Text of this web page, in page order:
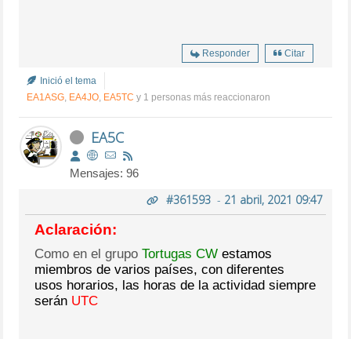
Responder Citar
Inició el tema
EA1ASG, EA4JO, EA5TC y 1 personas más reaccionaron
EA5C
Mensajes: 96
#361593- 21 abril, 2021 09:47
Aclaración:
Como en el grupoTortugas CWestamos
miembros de varios países, con diferentes
usos horarios, las horas de la actividad siempre
serán UTC